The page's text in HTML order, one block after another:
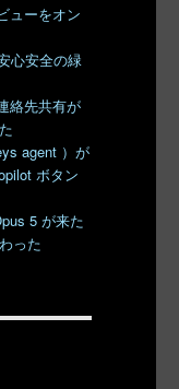
ューをオン
心安全の緑
絡先共有が
agent ）が
ボタン
5 が来た
った